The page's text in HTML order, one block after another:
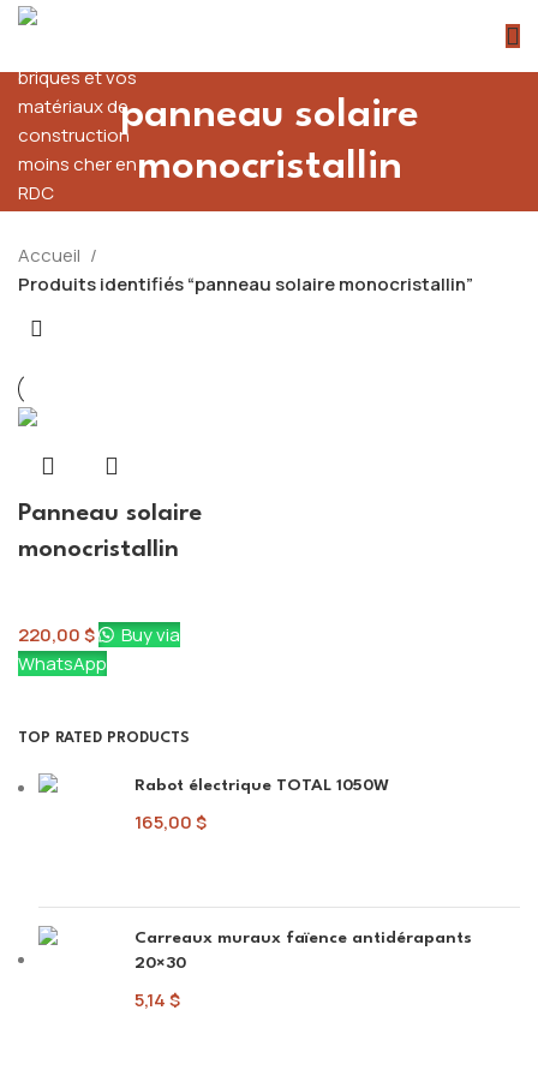
panneau solaire
monocristallin
TOP RATED PRODUCTS
Rabot électrique TOTAL 1050W
165,00$
Carreaux muraux faïence antidérapants
20×30
5,14$
Accueil
Produits identifiés “panneau solaire monocristallin”
Panneau solaire
monocristallin
220,00$
Buy via
WhatsApp